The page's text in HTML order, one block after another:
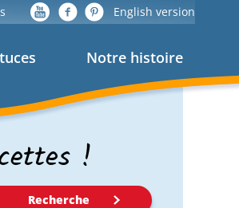
!
Recherche
English version
Notre histoire